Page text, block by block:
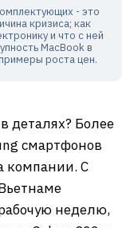
- это
кризиса; как
и что с ней
MacBook в
роста цен.
деталях? Более
смартфонов
компании. С
неделю,